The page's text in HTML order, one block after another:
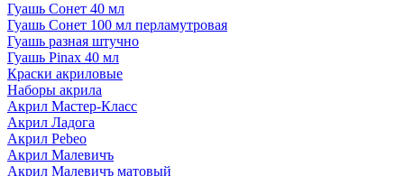
Гуашь Сонет 40 мл
Гуашь Сонет 100 мл перламутровая
Гуашь разная штучно
Гуашь Pinax 40 мл
Краски акриловые
Наборы акрила
Акрил Мастер-Класс
Акрил Ладога
Акрил Pebeo
Акрил Малевичъ
Акрил Малевичъ матовый